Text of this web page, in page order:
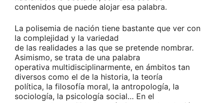
contenidos que puede alojar esa palabra.
La polisemia de nación tiene bastante que ver con
la complejidad y la variedad
de las realidades a las que se pretende nombrar.
Asimismo, se trata de una palabra
operativa multidisciplinarmente, en ámbitos tan
diversos como el de la historia, la teoría
política, la filosofía moral, la antropología, la
sociología, la psicología social… En el